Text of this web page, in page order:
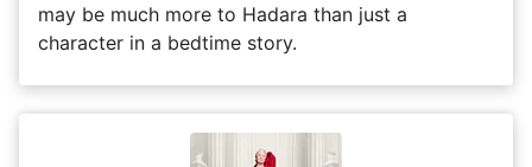
may be much more to Hadara than just a
character in a bedtime story.